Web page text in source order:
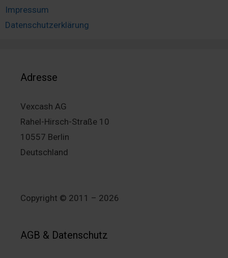
Impressum
Datenschutzerklärung
Adresse
Vexcash AG
Rahel-Hirsch-Straße 10
10557 Berlin
Deutschland
Copyright © 2011 – 2026
AGB & Datenschutz